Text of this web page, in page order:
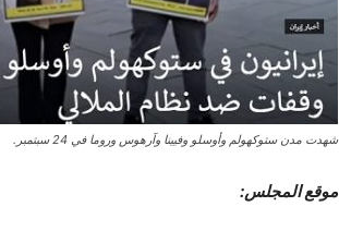
شهدت مدن ستوكهولم وأوسلو وفيينا وآرهوس وروما في 24 سبتمبر.
موقع المجلس: